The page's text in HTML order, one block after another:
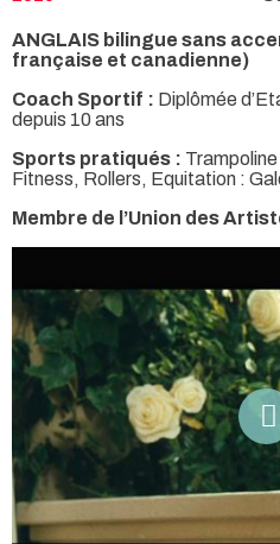
ANGLAIS bilingue sans
française et canadienne)
Coach Sportif : Diplômée
depuis 10 ans
Sports pratiqués :
Fitness, Rollers, Equitation :
Membre de l’Union des